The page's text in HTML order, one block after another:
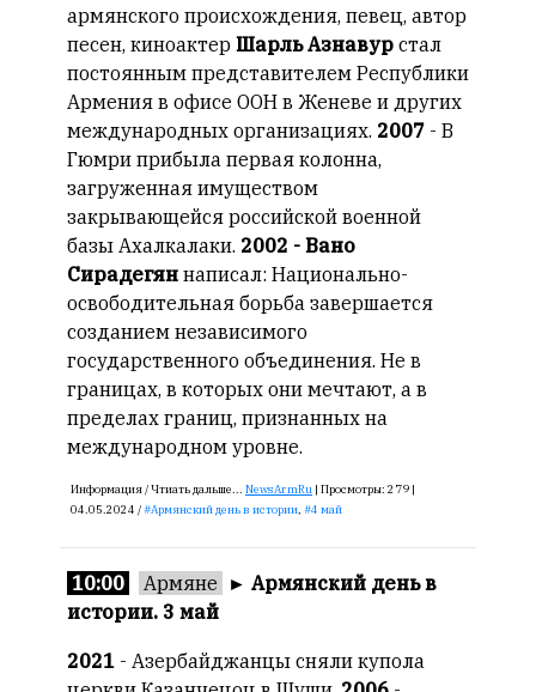
армянского происхождения, певец, автор
песен, киноактер Шарль Азнавур стал
постоянным представителем Республики
Армения в офисе ООН в Женеве и других
международных организациях. 2007 - В
Гюмри прибыла первая колонна,
загруженная имуществом
закрывающейся российской военной
базы Ахалкалаки. 2002 - Вано
Сирадегян написал: Национально-
освободительная борьба завершается
созданием независимого
государственного объединения. Не в
границах, в которых они мечтают, а в
пределах границ, признанных на
международном уровне.
Информация /Чтиать дальше... NewsArmRu | Просмотры: 279 |
04.05.2024 /
Армянский день в истории, 4 май
10:00 Армяне ► Армянский день в
истории. 3 май
2021 - Азербайджанцы сняли купола